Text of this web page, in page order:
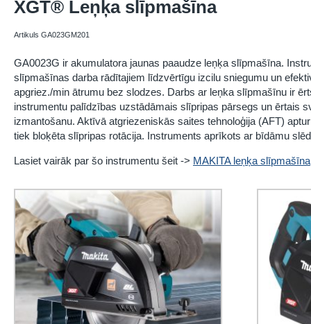
XGT® Leņķa slīpmašīna
Artikuls GA023GM201
GA0023G ir akumulatora jaunas paaudze leņķa slīpmašīna.
slīpmašīnas darba rādītajiem līdzvērtīgu izcilu sniegumu un
apgriez./min ātrumu bez slodzes. Darbs ar leņka slīpmašīnu ir
instrumentu palīdzības uzstādāmais slīpripas pārsegs un ērtais
izmantošanu. Aktīvā atgriezeniskās saites tehnoloģija (AFT)
tiek bloķēta slīpripas rotācija. Instruments aprīkots ar bīdāmu
Lasiet vairāk par šo instrumentu šeit -> MAKITA leņķa slīpmašīna